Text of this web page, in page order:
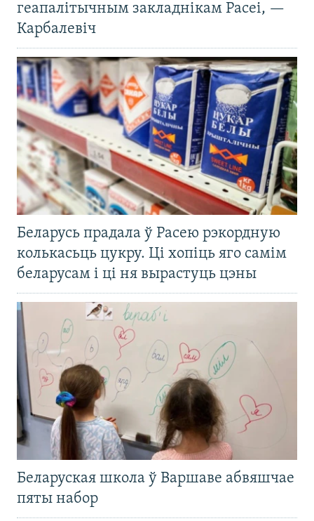
геапалітычным закладнікам Расеі, —
Карбалевіч
Беларусь прадала ў Расею рэкордную
колькасьць цукру. Ці хопіць яго самім
беларусам і ці ня вырастуць цэны
Беларуская школа ў Варшаве абвяшчае
пяты набор